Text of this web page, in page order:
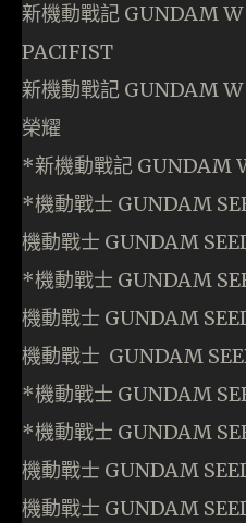
新機動戰記 GUNDAM
PACIFIST
新機動戰記 GUNDAM
榮耀
*新機動戰記 GUNDAM
*機動戰士 GUNDAM
機動戰士 GUNDAM
*機動戰士 GUNDAM
機動戰士 GUNDAM
機動戰士 GUNDAM
*機動戰士 GUNDAM
*機動戰士 GUNDAM
機動戰士 GUNDAM
機動戰士 GUNDAM